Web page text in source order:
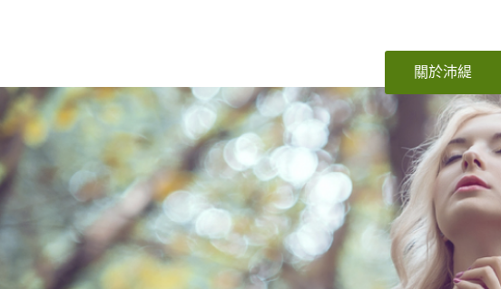
關於沛緹